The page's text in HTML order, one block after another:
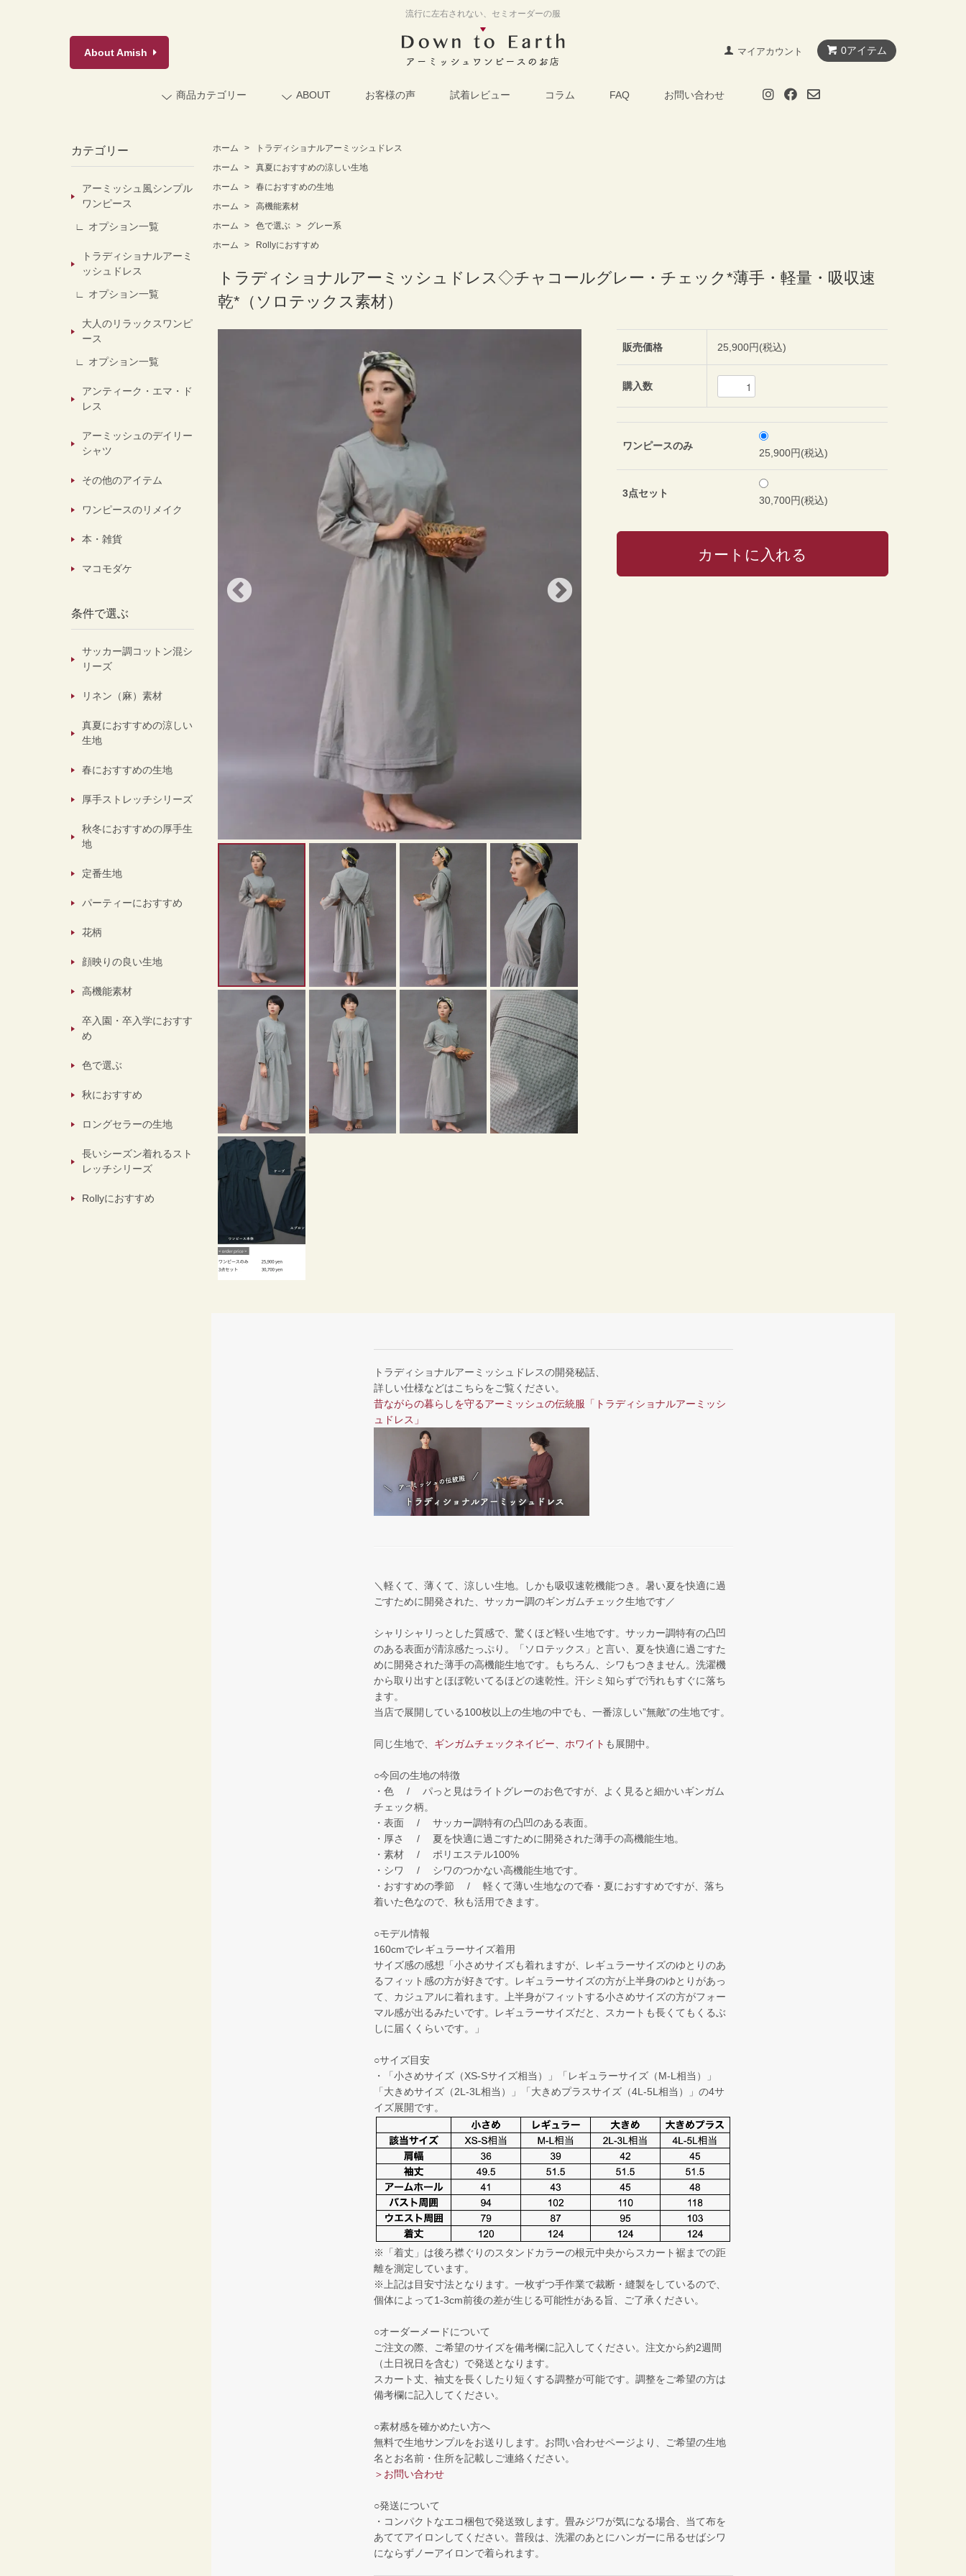
流行に左右されない、セミオーダーの服
0アイテム
マイアカウント
AboutAmish
商品カテゴリー ABOUT お客様の声 試着レビュー コラム FAQ お問い合わせ
ホーム >
トラディショナルアーミッシュドレス
ホーム
>
真夏におすすめの涼しい生地
ホーム
>
春におすすめの生地
ホーム
>
高機能素材
ホーム
> 色で選ぶ >
グレー系
ホーム
> Rollyにおすすめ
トラディショナルアーミッシュドレス◇チャコールグレー・チェック*薄手・軽量・吸収速
乾*（ソロテックス素材）
販売価格 25,900円(税込)
購入数
ワンピースのみ
25,900円(税込)
3点セット
30,700円(税込)
トラディショナルアーミッシュドレスの開発秘話、
詳しい仕様などはこちらをご覧ください。
昔ながらの暮らしを守るアーミッシュの伝統服「トラディショナルアーミッシ
ュドレス」
＼軽くて、薄くて、涼しい生地。しかも吸収速乾機能つき。暑い夏を快適に過
ごすために開発された、サッカー調のギンガムチェック生地です／
シャリシャリっとした質感で、驚くほど軽い生地です。サッカー調特有の凸凹
のある表面が清涼感たっぷり。「ソロテックス」と言い、夏を快適に過ごすた
めに開発された薄手の高機能生地です。もちろん、シワもつきません。洗濯機
から取り出すとほぼ乾いてるほどの速乾性。汗シミ知らずで汚れもすぐに落ち
ます。
当店で展開している100枚以上の生地の中でも、一番涼しい”無敵”の生地です。
同じ生地で、 ギンガムチェックネイビー ホワイト も展開中。
○今回の生地の特徴
・色 / パっと見はライトグレーのお色ですが、よく見ると細かいギンガム
チェック柄。
・表面 / サッカー調特有の凸凹のある表面。
・厚さ / 夏を快適に過ごすために開発された薄手の高機能生地。
・素材 / ポリエステル100%
・シワ / シワのつかない高機能生地です。
・おすすめの季節 / 軽くて薄い生地なので春・夏におすすめですが、落ち
着いた色なので、秋も活用できます。
○モデル情報
160cmでレギュラーサイズ着用
サイズ感の感想「小さめサイズも着れますが、レギュラーサイズのゆとりのあ
るフィット感の方が好きです。レギュラーサイズの方が上半身のゆとりがあっ
て、カジュアルに着れます。上半身がフィットする小さめサイズの方がフォー
マル感が出るみたいです。レギュラーサイズだと、スカートも長くてもくるぶ
しに届くくらいです。」
○サイズ目安
・「小さめサイズ（XS-Sサイズ相当）」「レギュラーサイズ（M-L相当）」
「大きめサイズ（2L-3L相当）」「大きめプラスサイズ（4L-5L相当）」の4サ
イズ展開です。
※「着丈」は後ろ襟ぐりのスタンドカラーの根元中央からスカート裾までの距
離を測定しています。
※上記は目安寸法となります。一枚ずつ手作業で裁断・縫製をしているので、
個体によって1-3cm前後の差が生じる可能性がある旨、ご了承ください。
○オーダーメードについて
ご注文の際、ご希望のサイズを備考欄に記入してください。注文から約2週間
（土日祝日を含む）で発送となります。
スカート丈、袖丈を長くしたり短くする調整が可能です。調整をご希望の方は
備考欄に記入してください。
○素材感を確かめたい方へ
無料で生地サンプルをお送りします。お問い合わせページより、ご希望の生地
名とお名前・住所を記載しご連絡ください。
＞お問い合わせ
○発送について
・コンパクトなエコ梱包で発送致します。畳みジワが気になる場合、当て布を
あててアイロンしてください。普段は、洗濯のあとにハンガーに吊るせばシワ
にならずノーアイロンで着られます。
カテゴリー
アーミッシュ風シンプル
ワンピース
オプション一覧
トラディショナルアーミ
ッシュドレス
オプション一覧
大人のリラックスワンピ
ース
オプション一覧
アンティーク・エマ・ド
レス
アーミッシュのデイリー
シャツ
その他のアイテム
ワンピースのリメイク
本・雑貨
マコモダケ
条件で選ぶ
サッカー調コットン混シ
リーズ
リネン（麻）素材
真夏におすすめの涼しい
生地
春におすすめの生地
厚手ストレッチシリーズ
秋冬におすすめの厚手生
地
定番生地
パーティーにおすすめ
花柄
顔映りの良い生地
高機能素材
卒入園・卒入学におすす
め
色で選ぶ
秋におすすめ
ロングセラーの生地
長いシーズン着れるスト
レッチシリーズ
Rollyにおすすめ